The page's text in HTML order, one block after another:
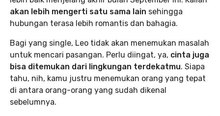
akan lebih mengerti satu sama lain sehingga
hubungan terasa lebih romantis dan bahagia.
Bagi yang single, Leo tidak akan menemukan masalah
untuk mencari pasangan. Perlu diingat, ya, cinta juga
bisa ditemukan dari lingkungan terdekatmu. Siapa
tahu, nih, kamu justru menemukan orang yang tepat
di antara orang-orang yang sudah dikenal
sebelumnya.